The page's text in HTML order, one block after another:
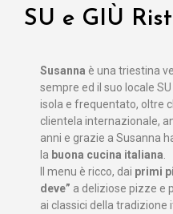
SU e GIÙ
Susanna è una triestina
sempre ed il suo locale
isola e frequentato, oltre
clientela internazionale,
anni e grazie a Susanna
la buona cucina italiana
Il menu è ricco, dai primi
deve” a deliziose pizze e
ai classici della tradizione